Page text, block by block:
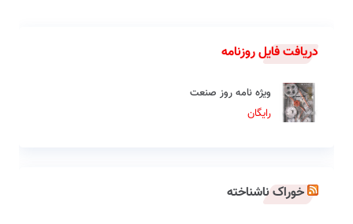
دریافت فایل روزنامه
ویژه نامه روز صنعت
رایگان
خوراک ناشناخته